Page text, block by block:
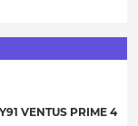
VENTUS PRIME 4